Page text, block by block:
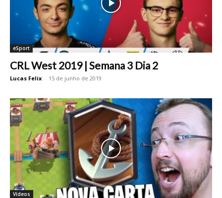
eSport
CRL West 2019 | Semana 3 Dia 2
Lucas Felix - 15 de junho de 2019
Vídeos